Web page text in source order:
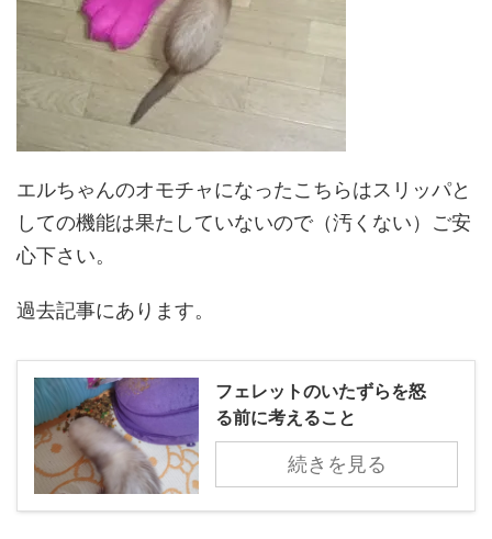
エルちゃんのオモチャになったこちらはスリッパと
しての機能は果たしていないので（汚くない）ご安
心下さい。
過去記事にあります。
フェレットのいたずらを怒
る前に考えること
続きを見る